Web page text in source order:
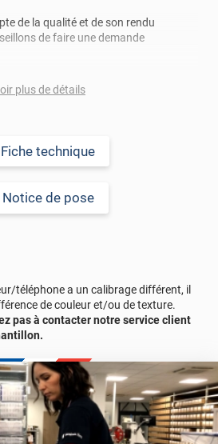
de la qualité et de son rendu
de faire une demande
plus de détails
Fiche technique
Notice de pose
téléphone a un calibrage différent, il
de couleur et/ou de texture.
pas à contacter notre service client